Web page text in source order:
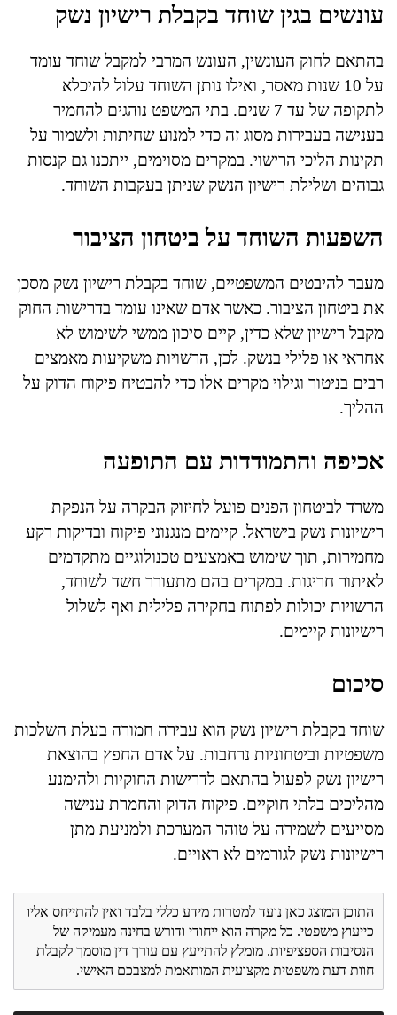
עונשים בגין שוחד בקבלת רישיון נשק
בהתאם לחוק העונשין, העונש המרבי למקבל שוחד עומד
על 10 שנות מאסר, ואילו נותן השוחד עלול להיכלא
לתקופה של עד 7 שנים. בתי המשפט נוהגים להחמיר
בענישה בעבירות מסוג זה כדי למנוע שחיתות ולשמור על
תקינות הליכי הרישוי. במקרים מסוימים, ייתכנו גם קנסות
גבוהים ושלילת רישיון הנשק שניתן בעקבות השוחד.
השפעות השוחד על ביטחון הציבור
מעבר להיבטים המשפטיים, שוחד בקבלת רישיון נשק מסכן
את ביטחון הציבור. כאשר אדם שאינו עומד בדרישות החוק
מקבל רישיון שלא כדין, קיים סיכון ממשי לשימוש לא
אחראי או פלילי בנשק. לכן, הרשויות משקיעות מאמצים
רבים בניטור וגילוי מקרים אלו כדי להבטיח פיקוח הדוק על
ההליך.
אכיפה והתמודדות עם התופעה
משרד לביטחון הפנים פועל לחיזוק הבקרה על הנפקת
רישיונות נשק בישראל. קיימים מנגנוני פיקוח ובדיקות רקע
מחמירות, תוך שימוש באמצעים טכנולוגיים מתקדמים
לאיתור חריגות. במקרים בהם מתעורר חשד לשוחד,
הרשויות יכולות לפתוח בחקירה פלילית ואף לשלול
רישיונות קיימים.
סיכום
שוחד בקבלת רישיון נשק הוא עבירה חמורה בעלת השלכות
משפטיות וביטחוניות נרחבות. על אדם החפץ בהוצאת
רישיון נשק לפעול בהתאם לדרישות החוקיות ולהימנע
מהליכים בלתי חוקיים. פיקוח הדוק והחמרת ענישה
מסייעים לשמירה על טוהר המערכת ולמניעת מתן
רישיונות נשק לגורמים לא ראויים.
התוכן המוצג כאן נועד למטרות מידע כללי בלבד ואין להתייחס אליו
כייעוץ משפטי. כל מקרה הוא ייחודי ודורש בחינה מעמיקה של
הנסיבות הספציפיות. מומלץ להתייעץ עם עורך דין מוסמך לקבלת
חוות דעת משפטית מקצועית המותאמת למצבכם האישי.